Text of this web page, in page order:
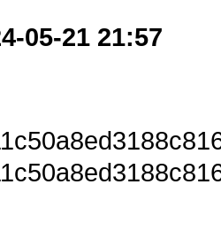
05-21 21:57